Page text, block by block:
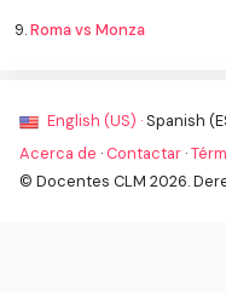
9.Roma vs Monza
English (US) · Spanish
Acerca de · Contactar ·
© Docentes CLM 2026.